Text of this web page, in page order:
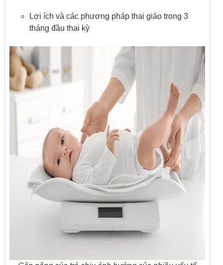
Lợi ích và các phương pháp thai giáo trong 3
tháng đầu thai kỳ